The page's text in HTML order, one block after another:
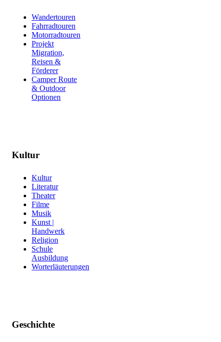
Wandertouren
Fahrradtouren
Motorradtouren
Projekt
Migration,
Reisen &
Förderer
Camper Route
& Outdoor
Optionen
Kultur
Kultur
Literatur
Theater
Filme
Musik
Kunst |
Handwerk
Religion
Schule
Ausbildung
Worterläuterungen
Geschichte